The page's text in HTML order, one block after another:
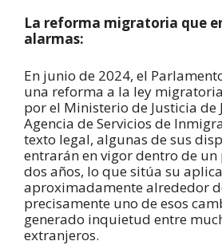
La reforma migratoria que
alarmas:
En junio de 2024, el
una reforma a la ley
por el Ministerio de Justicia de
Agencia de Servicios de
texto legal, algunas de sus
entrarán en vigor dentro de
dos años, lo que sitúa su
aproximadamente alrededor
precisamente uno de esos
generado inquietud entre
extranjeros.